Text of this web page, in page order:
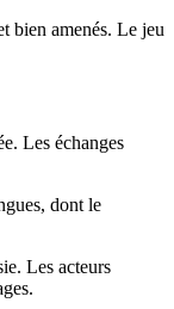
bien amenés. Le jeu
Les échanges
dont le
Les acteurs